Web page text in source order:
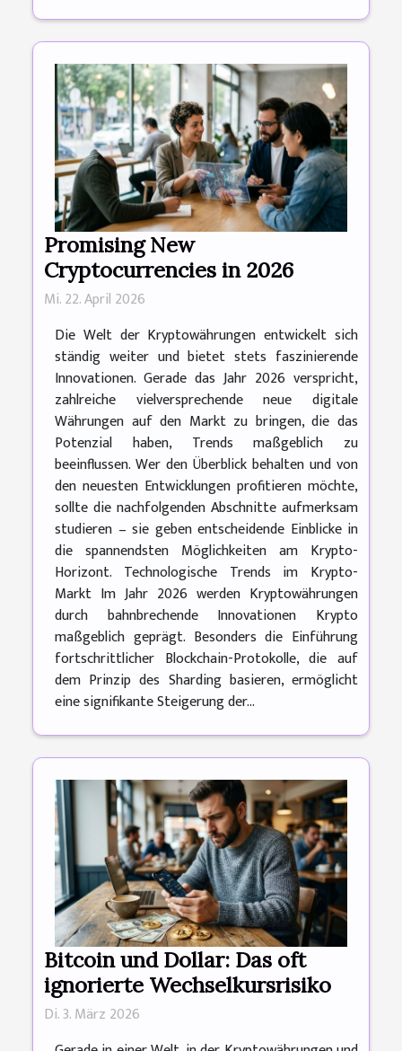
Promising New
Cryptocurrencies in 2026
Mi. 22. April 2026
Die Welt der Kryptowährungen entwickelt sich
ständig weiter und bietet stets faszinierende
Innovationen. Gerade das Jahr 2026 verspricht,
zahlreiche vielversprechende neue digitale
Währungen auf den Markt zu bringen, die das
Potenzial haben, Trends maßgeblich zu
beeinflussen. Wer den Überblick behalten und von
den neuesten Entwicklungen profitieren möchte,
sollte die nachfolgenden Abschnitte aufmerksam
studieren – sie geben entscheidende Einblicke in
die spannendsten Möglichkeiten am Krypto-
Horizont. Technologische Trends im Krypto-
Markt Im Jahr 2026 werden Kryptowährungen
durch bahnbrechende Innovationen Krypto
maßgeblich geprägt. Besonders die Einführung
fortschrittlicher Blockchain-Protokolle, die auf
dem Prinzip des Sharding basieren, ermöglicht
eine signifikante Steigerung der...
Bitcoin und Dollar: Das oft
ignorierte Wechselkursrisiko
Di. 3. März 2026